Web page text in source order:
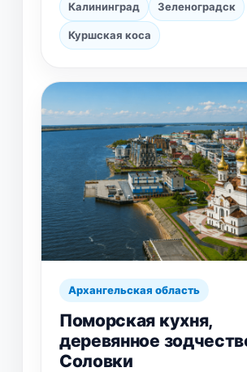
Калининград Зеленоградск
Куршская коса
Архангельская область
Поморская кухня,
деревянное
Соловки